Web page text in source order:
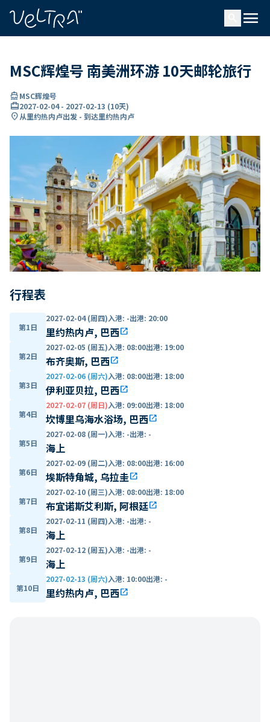
menu
MSC辉煌号 南美洲环游 10天邮轮旅行
directions_boatMSC辉煌号
card_travel2027-02-04- 2027-02-13 (10天)
location_on从里约热内卢出发 - 到达里约热内卢
行程表
第1日
2027-02-04 (周四)入港: -出港: 20:00
里约热内卢, 巴西open_in_new
第2日
2027-02-05 (周五)入港: 08:00出港: 19:00
布齐奥斯, 巴西open_in_new
第3日
2027-02-06 (周六)入港: 08:00出港: 18:00
伊利亚贝拉, 巴西open_in_new
第4日
2027-02-07 (周日)入港: 09:00出港: 18:00
坎博里乌海水浴场, 巴西open_in_new
第5日
2027-02-08 (周一)入港: -出港: -
海上
第6日
2027-02-09 (周二)入港: 08:00出港: 16:00
埃斯特角城, 乌拉圭open_in_new
第7日
2027-02-10 (周三)入港: 08:00出港: 18:00
布宜诺斯艾利斯, 阿根廷open_in_new
第8日
2027-02-11 (周四)入港: -出港: -
海上
第9日
2027-02-12 (周五)入港: -出港: -
海上
第10日
2027-02-13 (周六)入港: 10:00出港: -
里约热内卢, 巴西open_in_new